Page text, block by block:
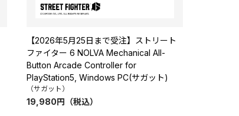
【2026年5月25日まで受注】ストリート
ファイター 6 NOLVA Mechanical All-
Button Arcade Controller for
PlayStation5, Windows PC(サガット)
（サガット）
19,980円 （税込）